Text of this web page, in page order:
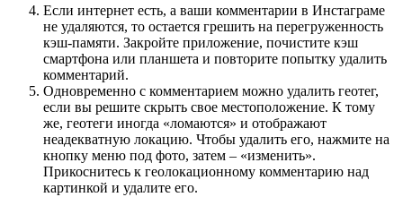
Если интернет есть, а ваши комментарии в Инстаграме
не удаляются, то остается грешить на перегруженность
кэш-памяти. Закройте приложение, почистите кэш
смартфона или планшета и повторите попытку удалить
комментарий.
Одновременно с комментарием можно удалить геотег,
если вы решите скрыть свое местоположение. К тому
же, геотеги иногда «ломаются» и отображают
неадекватную локацию. Чтобы удалить его, нажмите на
кнопку меню под фото, затем – «изменить».
Прикоснитесь к геолокационному комментарию над
картинкой и удалите его.